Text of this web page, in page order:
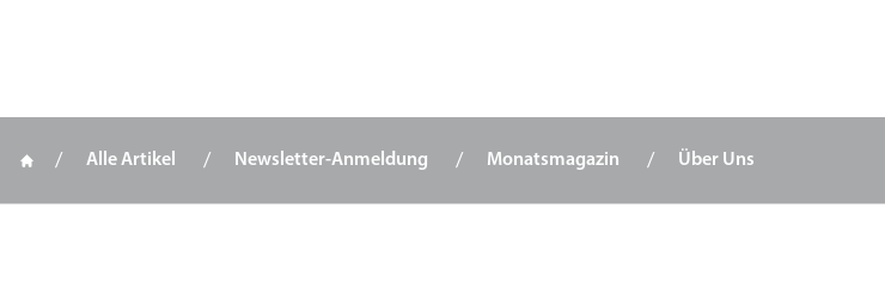
Alle Artikel Newsletter-Anmeldung Monatsmagazin Über Uns